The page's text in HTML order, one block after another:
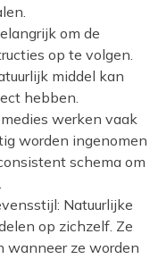
om de
op te volgen.
middel kan
hebben.
werken vaak
worden ingenomen
schema om
Natuurlijke
op zichzelf. Ze
wanneer ze worden